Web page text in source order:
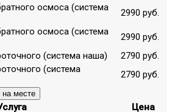
осмоса (система
2990 руб.
осмоса (система
2990 руб.
(система наша)
2790 руб.
(система
2790 руб.
на месте
Цена